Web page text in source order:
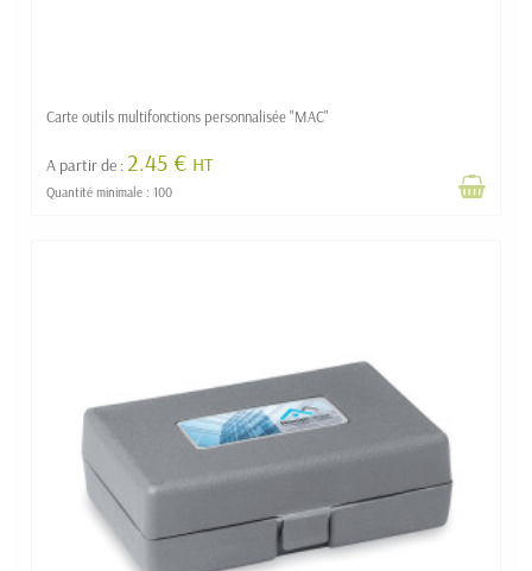
Carte outils multifonctions personnalisée "MAC"
A partir de : 2.45 € HT
Quantité minimale : 100